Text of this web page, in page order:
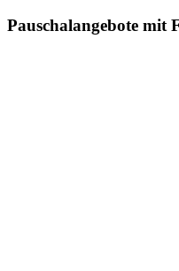
Pauschalangebote mit